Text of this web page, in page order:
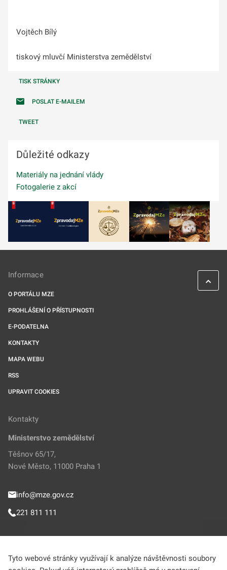
Vojtěch Bílý
tiskový mluvčí Ministerstva zemědělství
TISK STRÁNKY
POSLAT E-MAILEM
TWEET
Důležité odkazy
Materiály na jednání vlády
Fotogalerie z akcí
Informace
O PORTÁLU MZE
PROHLÁŠENÍ O PŘÍSTUPNOSTI
E-PODATELNA
KONTAKTY
MAPA WEBU
RSS
UPRAVIT COOKIES
Kontakty
Ministerstvo zemědělství
Těšnov 65/17,
Nové Město, 11000 Praha 1
info@mze.gov.cz
221 811 111
Tyto webové stránky využívají k analýze návštěvnosti soubory